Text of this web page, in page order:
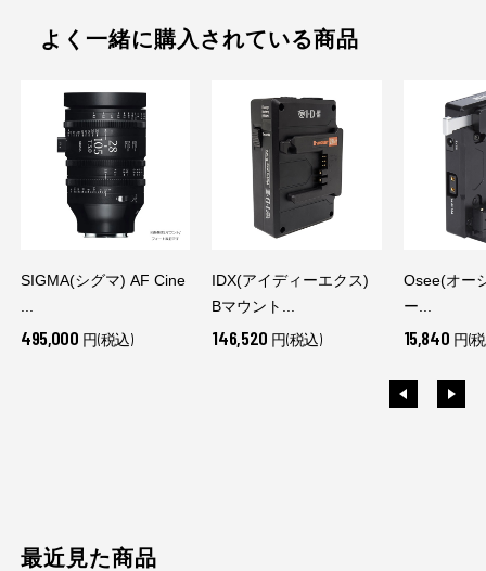
よく一緒に購入されている商品
SIGMA(シグマ) AF Cine
495,000 円(税込)
IDX(アイディーエクス)
Bマウント...
146,520 円(税込)
Osee(オー
ー...
15,840 円(
最近見た商品